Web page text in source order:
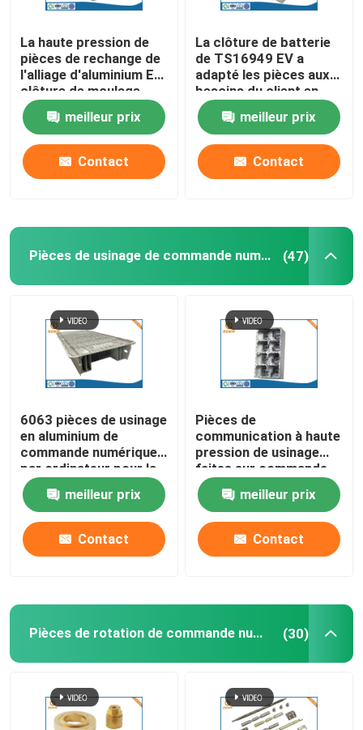
La haute pression de
pièces de rechange de
l'alliage d'aluminium EV
clôture de moulage
mécanique sous
pressionmeilleur prix
Contact
La clôture de batterie
de TS16949 EV a
adapté les pièces aux
besoins du client en
aluminium moulage
mécanique sous
pression
meilleur prix
Contact
Pièces de usinage de commande numérique par ordinateur (47)
6063 pièces de usinage
en aluminium de
commande numérique
par ordinateur pour la
fabrication de
communication
meilleur prix
Contact
Pièces de
communication à haute
pression de usinage
faites sur commande
de services de
commande numérique
par ordinateur d'ODM
d'OEM
meilleur prix
Contact
Pièces de rotation de commande numérique par ordinateur (30)